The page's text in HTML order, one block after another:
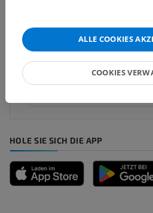
Sie haben einen Fehler
inhaltliche Verbesserung
HOLE SIE SICH DIE APP
ALLE COOKIES
COOKIES